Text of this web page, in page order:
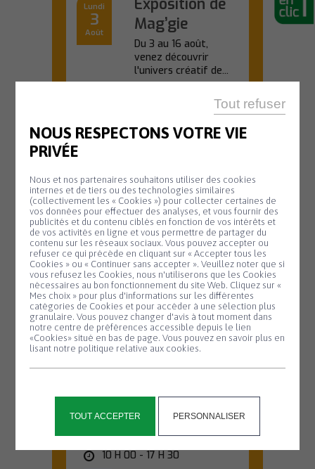
Panneau de gestion des cookies
NOUS RESPECTONS VOTRE VIE
PRIVÉE
Nous et nos partenaires souhaitons utiliser des cookies
internes et de tiers ou des technologies similaires
(collectivement les « Cookies ») pour collecter certaines de
vos données pour effectuer des analyses, et vous fournir des
publicités et du contenu ciblés en fonction de vos intérêts et
de vos activités en ligne et vous permettre de partager du
contenu sur les réseaux sociaux. Vous pouvez accepter ou
refuser ce qui précède en cliquant sur « Accepter tous les
Cookies » ou « Continuer sans accepter ». Veuillez noter que si
vous refusez les Cookies, nous n'utiliserons que les Cookies
nécessaires au bon fonctionnement du site Web. Cliquez sur «
Mes choix » pour plus d'informations sur les différentes
catégories de Cookies et pour accéder à une sélection plus
granulaire. Vous pouvez changer d'avis à tout moment dans
notre centre de préférences accessible depuis le lien
«Cookies» situé en bas de page. Vous pouvez en savoir plus en
lisant notre politique relative aux cookies.
TOUT ACCEPTER
Tout refuser
PERSONNALISER
Lundi
3
Août
Exposition de
Mag’gie
Du 3 au 16 août,
venez découvrir
l'univers créatif de...
20 H 45
Mardi
11
Août
Animation
biodiversité –
Nuit de la
chauve-souris
#2
Partez à la
découverte des
chauves-souris lors
d'une sortie nature...
En savoir plus
SALLE KANEVEDENN
10 H 00 - 17 H 30